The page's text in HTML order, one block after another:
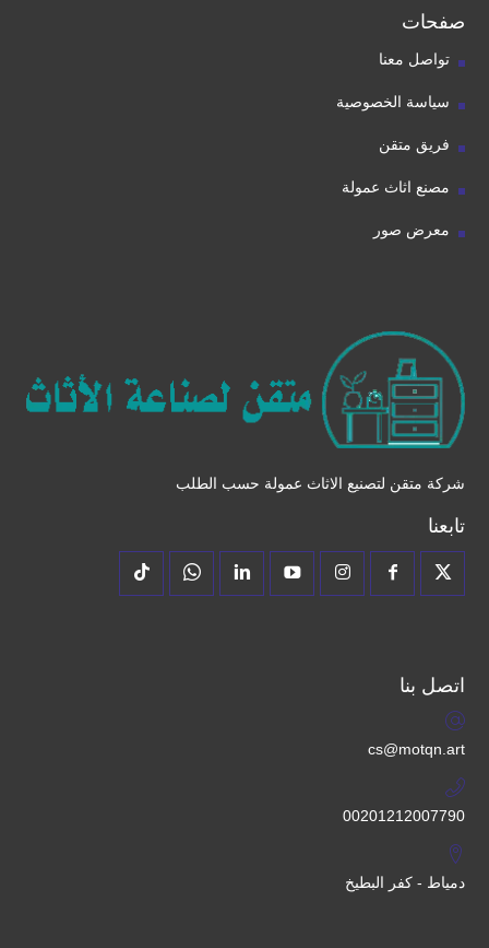
صفحات
تواصل معنا
سياسة الخصوصية
فريق متقن
مصنع اثاث عمولة
معرض صور
شركة متقن لتصنيع الاثاث عمولة حسب الطلب
تابعنا
اتصل بنا
cs@motqn.art
00201212007790
دمياط - كفر البطيخ